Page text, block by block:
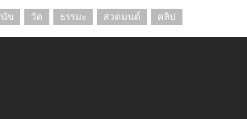
นัข วัด ธรรมะ สวดมนต์ คลิป